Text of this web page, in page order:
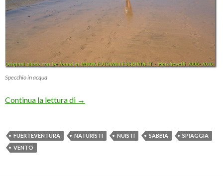
Specchio in acqua
Continua la lettura di Fuerteventura Sur – Playa de Sotavento
→
FUERTEVENTURA NATURISTI NUISTI SABBIA
SPIAGGIA
VENTO